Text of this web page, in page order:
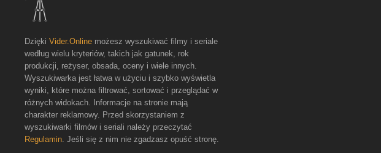
Dzięki Vider.Online możesz wyszukiwać filmy i seriale
według wielu kryteriów, takich jak gatunek, rok
produkcji, reżyser, obsada, oceny i wiele innych.
Wyszukiwarka jest łatwa w użyciu i szybko wyświetla
wyniki, które można filtrować, sortować i przeglądać w
różnych widokach. Informacje na stronie mają
charakter reklamowy. Przed skorzystaniem z
wyszukiwarki filmów i seriali należy przeczytać
Regulamin. Jeśli się z nim nie zgadzasz opuść stronę.